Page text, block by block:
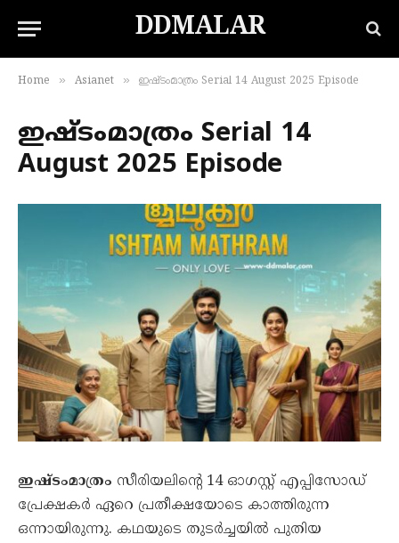
DDMALAR
Home » Asianet » ഇഷ്ടംമാത്രം Serial 14 August 2025 Episode
ഇഷ്ടംമാത്രം Serial 14
August 2025 Episode
ഇഷ്ടംമാത്രം സീരിയലിന്റെ 14 ഓഗസ്റ്റ് എപ്പിസോഡ്
പ്രേക്ഷകർ ഏറെ പ്രതീക്ഷയോടെ കാത്തിരുന്ന
ഒന്നായിരുന്നു. കഥയുടെ തുടർച്ചയിൽ പുതിയ